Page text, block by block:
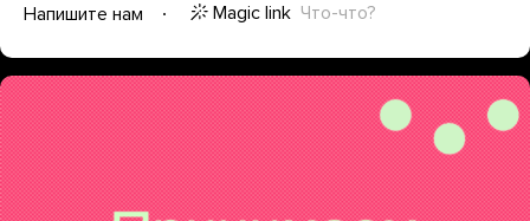
Напишите нам
Magic link Что-что?